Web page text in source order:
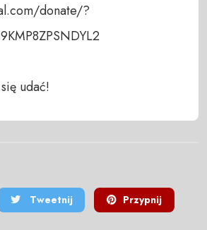
donate/?
udać!
Tweetnij Przypnij